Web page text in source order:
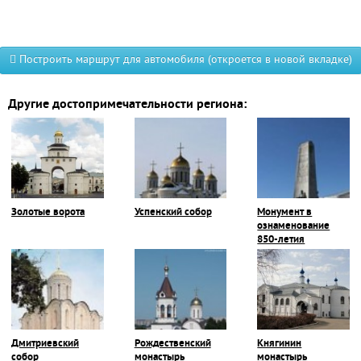
Построить маршрут для автомобиля (откроется в новой вкладке)
Другие достопримечательности региона:
Золотые ворота Успенский собор
Монумент в
ознаменование
850-летия
Владимира
Дмитриевский
собор
Рождественский
монастырь
Княгинин
монастырь